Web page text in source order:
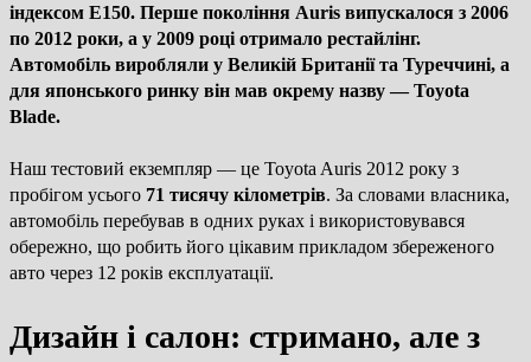
індексом E150. Перше покоління Auris випускалося з 2006
по 2012 роки, а у 2009 році отримало рестайлінг.
Автомобіль виробляли у Великій Британії та Туреччині, а
для японського ринку він мав окрему назву —Toyota
Blade.
Наш тестовий екземпляр — це Toyota Auris 2012 року з
пробігом усього 71 тисячу кілометрів. За словами власника,
автомобіль перебував в одних руках і використовувався
обережно, що робить його цікавим прикладом збереженого
авто через 12 років експлуатації.
Дизайн і салон: стримано, але з